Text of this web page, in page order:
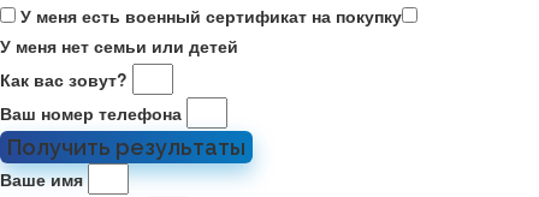
У меня есть военный сертификат на покупку
У меня нет семьи или детей
Как вас зовут?
Ваш номер телефона
Получить результаты
Ваше имя